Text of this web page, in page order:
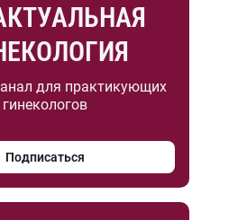
для практикующих
гинекологов
Подписаться